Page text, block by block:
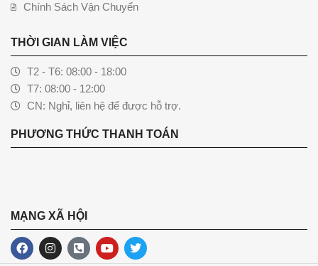
Chính Sách Vận Chuyển
THỜI GIAN LÀM VIỆC
T2 - T6: 08:00 - 18:00
T7: 08:00 - 12:00
CN: Nghỉ, liên hệ để được hỗ trợ.
PHƯƠNG THỨC THANH TOÁN
MẠNG XÃ HỘI